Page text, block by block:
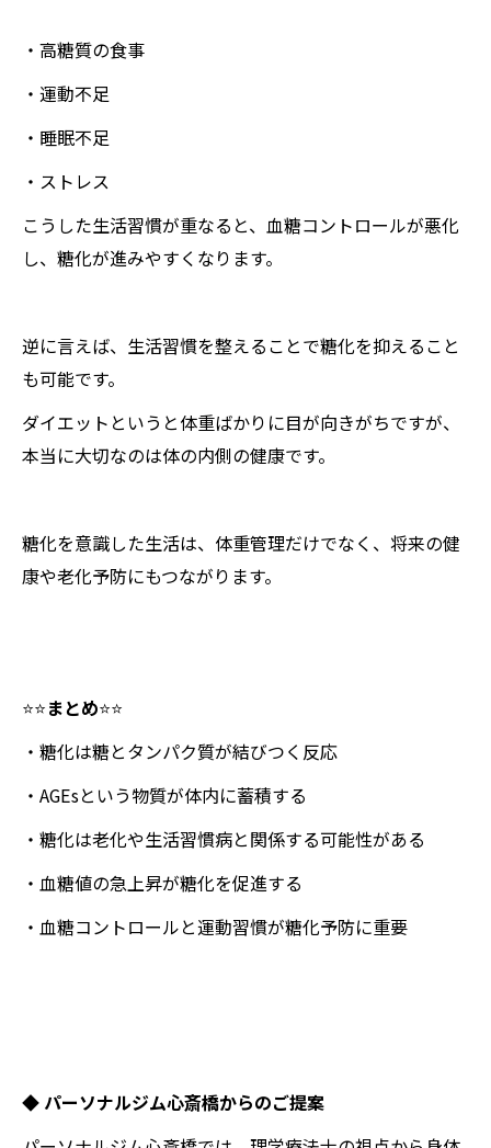
・高糖質の食事
・運動不足
・睡眠不足
・ストレス
こうした生活習慣が重なると、血糖コントロールが悪化
し、糖化が進みやすくなります。
逆に言えば、生活習慣を整えることで糖化を抑えること
も可能です。
ダイエットというと体重ばかりに目が向きがちですが、
本当に大切なのは体の内側の健康です。
糖化を意識した生活は、体重管理だけでなく、将来の健
康や老化予防にもつながります。
⭐️⭐️まとめ⭐️⭐️
・糖化は糖とタンパク質が結びつく反応
・AGEsという物質が体内に蓄積する
・糖化は老化や生活習慣病と関係する可能性がある
・血糖値の急上昇が糖化を促進する
・血糖コントロールと運動習慣が糖化予防に重要
◆ パーソナルジム心斎橋からのご提案